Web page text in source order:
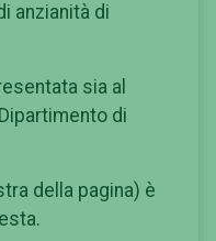
anzianità di
sia al
di
della pagina) è